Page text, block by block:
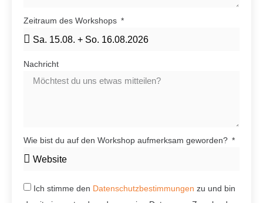
Zeitraum des Workshops
Nachricht
Wie bist du auf den Workshop aufmerksam geworden?
Ich stimme den Datenschutzbestimmungen zu und bin